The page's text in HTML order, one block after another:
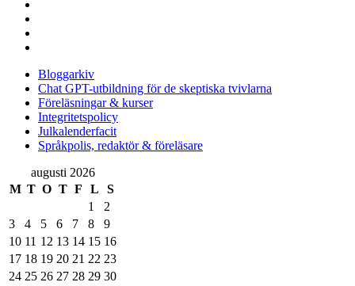
Bloggarkiv
Chat GPT-utbildning för de skeptiska tvivlarna
Föreläsningar & kurser
Integritetspolicy
Julkalenderfacit
Språkpolis, redaktör & föreläsare
Sidopanel
augusti 2026
M T O T F L
S
1
2
3
4 5 6 7 8
9
10 11 12 13 14 15 16
17 18 19 20 21 22 23
24 25 26 27 28 29 30